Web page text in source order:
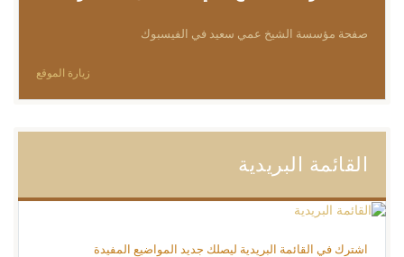
صفحة مؤسسة الشيخ عمي سعيد في الفيسبوك
زيارة الموقع
القائمة البريدية
اشترك في القائمة البريدية ليصلك جديد المواضيع المفيدة